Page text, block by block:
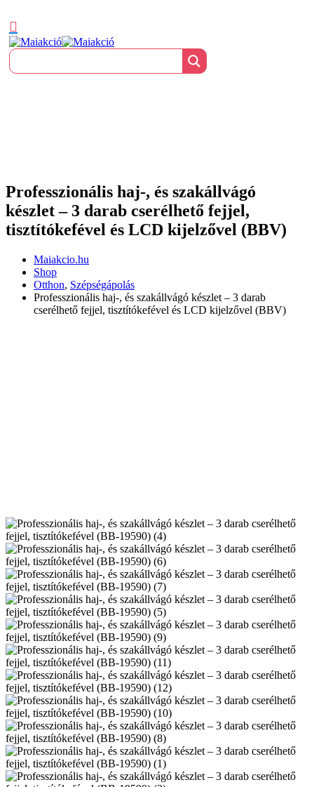
Professzionális haj-, és szakállvágó
készlet – 3 darab cserélhető fejjel,
tisztítókefével és LCD kijelzővel (BBV)
Maiakcio.hu
Shop
Otthon, Szépségápolás
Professzionális haj-, és szakállvágó készlet – 3 darab
cserélhető fejjel, tisztítókefével és LCD kijelzővel (BBV)